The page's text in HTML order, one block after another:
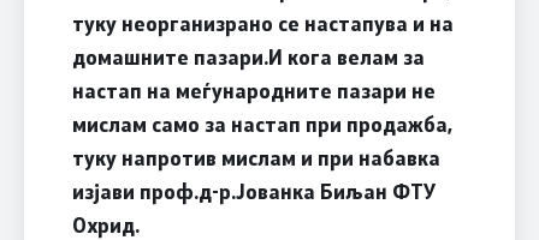
туку неорганизрано се настапува и на
домашните пазари.И кога велам за
настап на меѓународните пазари не
мислам само за настап при продажба,
туку напротив мислам и при набавка
изјави проф.д-р.Јованка Биљан ФТУ
Охрид.